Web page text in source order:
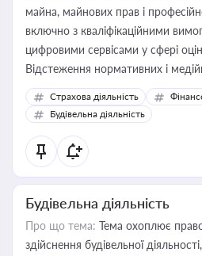
майна, майнових прав і
включно з кваліфікаційними
цифровими сервісами у сфері
Відстеження нормативних і
корисне для власника бізнесу,
бухгалтера під час
державного майна, корпоративних
статусу суб'єктів оціночної
Страхова діяльність
Будівельна діяльність
Будівельна діяльність
Про що тема: Тема охоплює
здійснення будівельної